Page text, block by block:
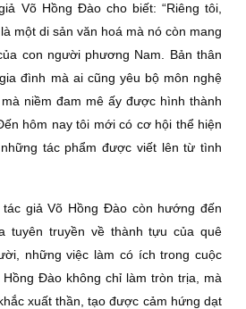
Võ Hồng Đào cho biết: “Riêng tôi,
một di sản văn hoá mà nó còn mang
con người phương Nam. Bản thân
đình mà ai cũng yêu bộ môn nghệ
niềm đam mê ấy được hình thành
hôm nay tôi mới có cơ hội thể hiện
tác phẩm được viết lên từ tình
giả Võ Hồng Đào còn hướng đến
tuyên truyền về thành tựu của quê
những việc làm có ích trong cuộc
Đào không chỉ làm tròn trịa, mà
xuất thần, tạo được cảm hứng dạt